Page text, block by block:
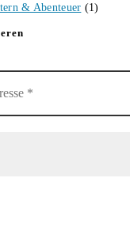
& Abenteuer (1)